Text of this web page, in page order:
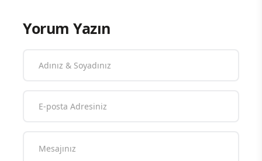
Yorum Yazın